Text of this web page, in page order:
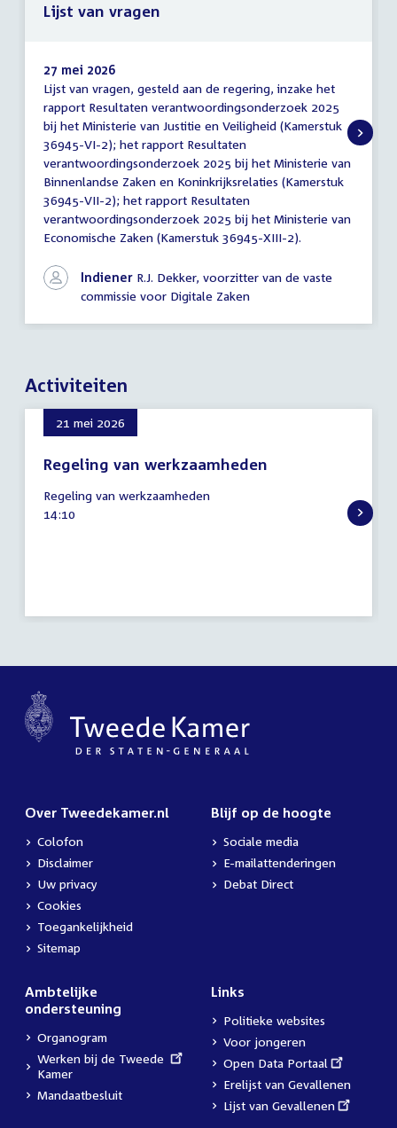
Lijst
van
vragen
27 mei 2026
Lijst van vragen, gesteld aan de regering, inzake het
rapport Resultaten verantwoordingsonderzoek 2025
bij het Ministerie van Justitie en Veiligheid (Kamerstuk
36945-VI-2); het rapport Resultaten
verantwoordingsonderzoek 2025 bij het Ministerie van
Binnenlandse Zaken en Koninkrijksrelaties (Kamerstuk
36945-VII-2); het rapport Resultaten
verantwoordingsonderzoek 2025 bij het Ministerie van
Economische Zaken (Kamerstuk 36945-XIII-2).
Indiener R.J. Dekker, voorzitter van de vaste
commissie voor Digitale Zaken
Lijst van vragen
Activiteiten
21 mei 2026
Regeling van werkzaamheden
mei
2026
Regeling van werkzaamheden
Tijd
14:10
Over Tweedekamer.nl
Colofon
Disclaimer
Uw privacy
Cookies
Toegankelijkheid
Sitemap
Blijf op de hoogte
Sociale media
E-mailattenderingen
Debat Direct
Ambtelijke
ondersteuning
Organogram
External
link:
Werken bij de Tweede
Kamer
Mandaatbesluit
Links
Politieke websites
Voor jongeren
External
link:
Open Data Portaal
Erelijst van Gevallenen
External
Lijst van Gevallenen